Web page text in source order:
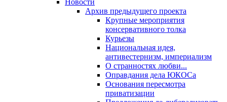
Новости
Архив предыдущего проекта
Крупные мероприятия
консервативного толка
Курьезы
Национальная идея,
антивестернизм, империализм
О странностях любви...
Оправдания дела ЮКОСа
Основания пересмотра
приватизации